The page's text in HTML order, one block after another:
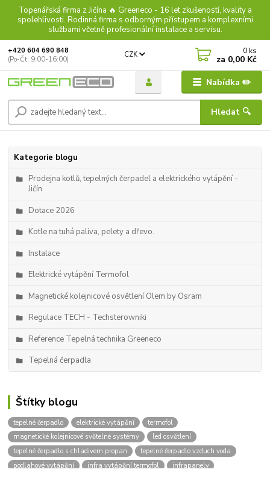
Topenářská firma z Jičína 🔥 Greeneco - 16 let zkušeností, kvality a
spolehlivosti. Rodinná firma s odborným přístupem a komplexními
službami včetně profesionální instalace a servisu.
Nabídka ✏️
CZK
Hledat 🔍
+420 604 690 848
(Po-Čt: 9:00-16:00)
0 ks
za 0,00 Kč
Kategorie blogu
Prodejna kotlů, tepelných čerpadel a elektrického vytápění -
Jičín
Dotace 2026
Kotle na tuhá paliva, pelety a dřevo.
Instalace
Elektrické vytápění Termofol
Magnetické kolejnicové osvětlení Olem by Osram
Regulace TECH - Techsterowniki
Reference Tepelná technika Greeneco
Tepelná čerpadla
Štítky blogu
tepelné čerpadlo elektrické vytápění
termofol
magnetické kolejnicové světelné systémy
led osvětlení
tepelné čerpadlo s chladivem propan
tepelné čerpadlo vzduch voda
podlahové vytápění
infra vytápění termofol
infrapanely